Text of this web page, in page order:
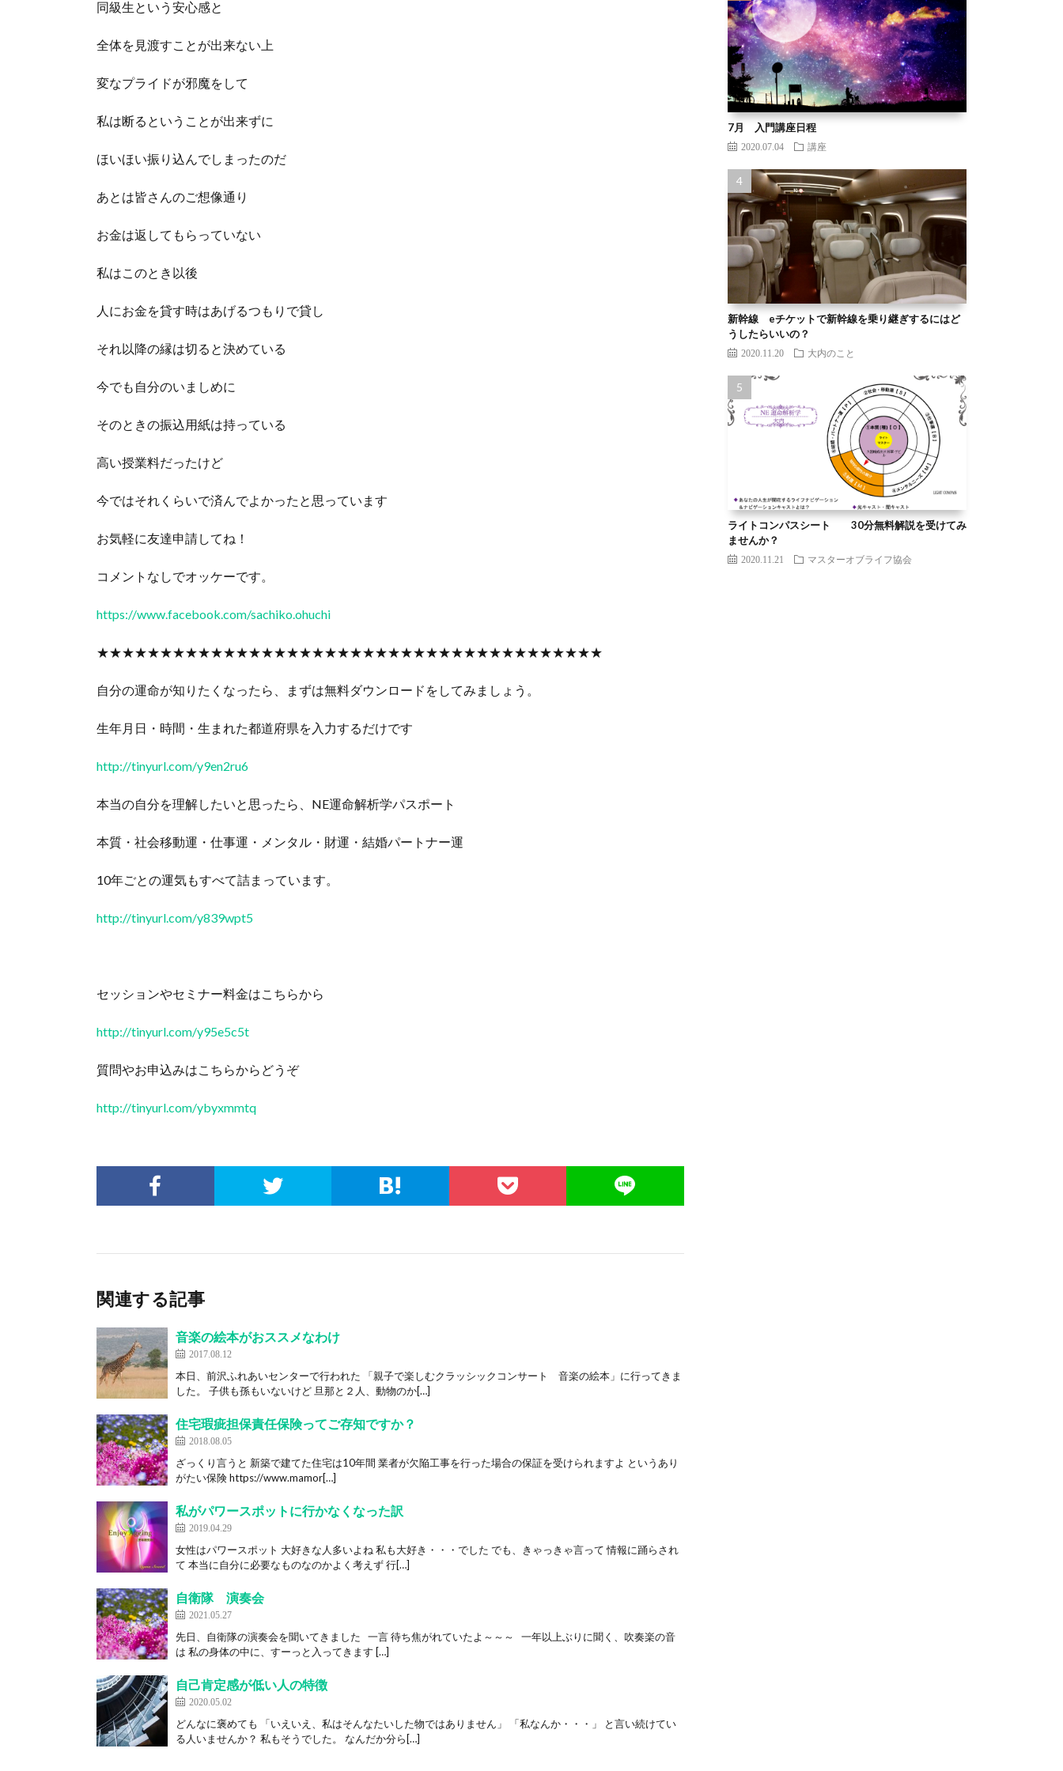
同級生という安心感と
全体を見渡すことが出来ない上
変なプライドが邪魔をして
私は断るということが出来ずに
ほいほい振り込んでしまったのだ
あとは皆さんのご想像通り
お金は返してもらっていない
私はこのとき以後
人にお金を貸す時はあげるつもりで貸し
それ以降の縁は切ると決めている
今でも自分のいましめに
そのときの振込用紙は持っている
高い授業料だったけど
今ではそれくらいで済んでよかったと思っています
お気軽に友達申請してね！
コメントなしでオッケーです。
https://www.facebook.com/sachiko.ohuchi
★★★★★★★★★★★★★★★★★★★★★★★★★★★★★★★★★★★★★★★★
自分の運命が知りたくなったら、まずは無料ダウンロードをしてみましょう。
生年月日・時間・生まれた都道府県を入力するだけです
http://tinyurl.com/y9en2ru6
本当の自分を理解したいと思ったら、NE運命解析学パスポート
本質・社会移動運・仕事運・メンタル・財運・結婚パートナー運
10年ごとの運気もすべて詰まっています。
http://tinyurl.com/y839wpt5
セッションやセミナー料金はこちらから
http://tinyurl.com/y95e5c5t
質問やお申込みはこちらからどうぞ
http://tinyurl.com/ybyxmmtq
関連する記事
音楽の絵本がおススメなわけ
2017.08.12
本日、前沢ふれあいセンターで行われた 「親子で楽しむクラッシックコンサート 音楽の絵本」に行ってきま
した。 子供も孫もいないけど 旦那と２人、動物のか[…]
住宅瑕疵担保責任保険ってご存知ですか？
2018.08.05
ざっくり言うと 新築で建てた住宅は10年間 業者が欠陥工事を行った場合の保証を受けられますよ というあり
がたい保険 https://www.mamor[…]
私がパワースポットに行かなくなった訳
2019.04.29
女性はパワースポット 大好きな人多いよね 私も大好き・・・でした でも、きゃっきゃ言って 情報に踊らされ
て 本当に自分に必要なものなのかよく考えず 行[…]
自衛隊 演奏会
2021.05.27
先日、自衛隊の演奏会を聞いてきました 一言 待ち焦がれていたよ～～～ 一年以上ぶりに聞く、吹奏楽の音
は 私の身体の中に、すーっと入ってきます […]
自己肯定感が低い人の特徴
2020.05.02
どんなに褒めても 「いえいえ、私はそんなたいした物ではありません」 「私なんか・・・」 と言い続けてい
る人いませんか？ 私もそうでした。 なんだか分ら[…]
7月 入門講座日程
2020.07.04 講座
新幹線 eチケットで新幹線を乗り継ぎするにはど
うしたらいいの？
2020.11.20 大内のこと
ライトコンパスシート 30分無料解説を受けてみ
ませんか？
2020.11.21 マスターオブライフ協会